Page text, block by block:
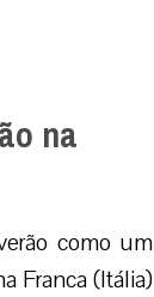
na
como um
Franca (Itália)